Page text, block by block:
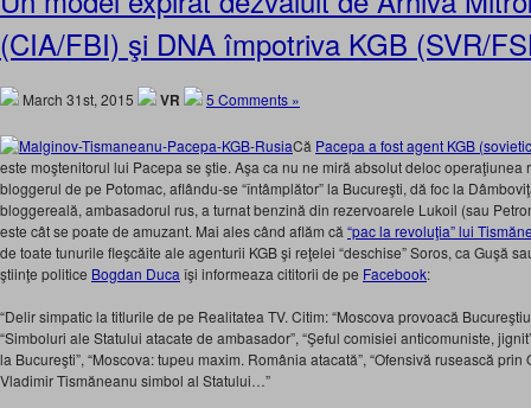
(CIA/FBI) şi DNA împotriva KGB (SVR/
March 31st, 2015 VR 5 Comments »
Că Pacepa a fost agent KGB
este moştenitorul lui Pacepa se ştie. Aşa ca nu ne miră absolut deloc operaţiunea
bloggerul de pe Potomac, aflându-se “întâmplător” la Bucureşti, dă foc la
bloggereală, ambasadorul rus, a turnat benzină din rezervoarele Lukoil (sau
este cât se poate de amuzant. Mai ales când aflăm că “pac la revoluţia” lui
de toate tunurile fleşcăite ale agenturii KGB şi reţelei “deschise” Soros, ca Guşă
ştiinţe politice Bogdan Duca îşi informeaza cititorii de pe Facebook:
“Delir simpatic la titlurile de pe Realitatea TV. Citim: “Moscova provoacă
“Simboluri ale Statului atacate de ambasador”, “Şeful comisiei anticomuniste,
la Bucureşti”, “Moscova: tupeu maxim. România atacată”, “Ofensivă rusească
Vladimir Tismăneanu simbol al Statului…”